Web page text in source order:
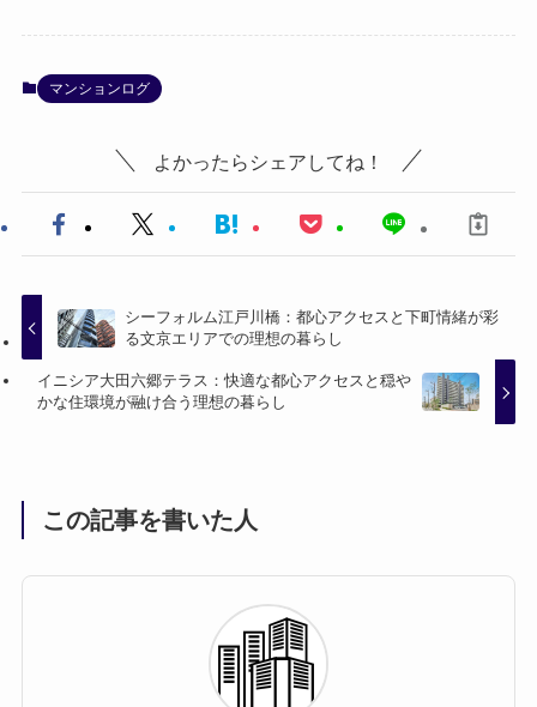
マンションログ
よかったらシェアしてね！
シーフォルム江戸川橋：都心アクセスと下町情緒が彩
る文京エリアでの理想の暮らし
イニシア大田六郷テラス：快適な都心アクセスと穏や
かな住環境が融け合う理想の暮らし
この記事を書いた人